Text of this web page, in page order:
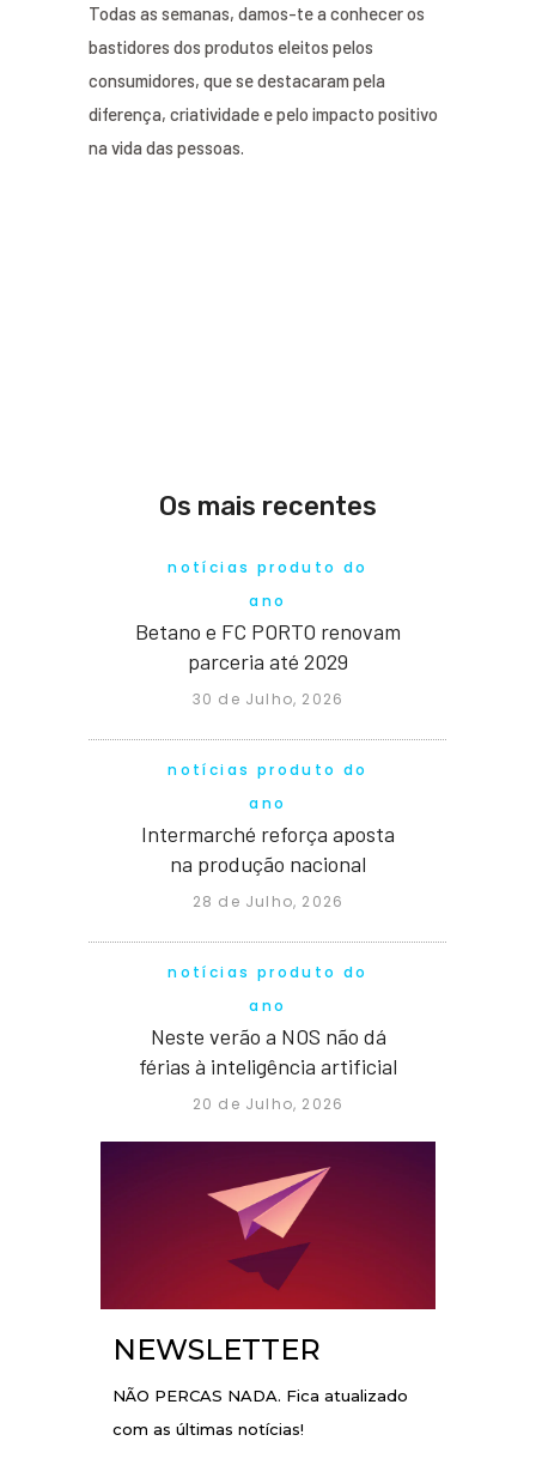
Todas as semanas, damos-te a conhecer os
bastidores dos produtos eleitos pelos
consumidores, que se destacaram pela
diferença, criatividade e pelo impacto positivo
na vida das pessoas.
Os mais recentes
notícias produto do
ano
Betano e FC PORTO renovam
parceria até 2029
30 de Julho, 2026
notícias produto do
ano
Intermarché reforça aposta
na produção nacional
28 de Julho, 2026
notícias produto do
ano
Neste verão a NOS não dá
férias à inteligência artificial
20 de Julho, 2026
NEWSLETTER
NÃO PERCAS NADA. Fica atualizado
com as últimas notícias!